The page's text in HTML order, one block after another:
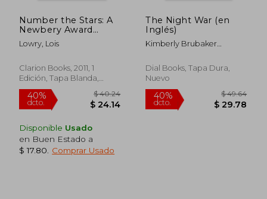
40%
dcto.
$ 46.09 40%
dcto.
Number the Stars: A
Newbery Award
Winner (en Inglés)
Lowry, Lois
Clarion Books, 2011, 1
Edición, Tapa Blanda,
Nuevo
Disponible Usado
en Buen Estado a
$ 17.80
Comprar Usado
The Night War (en
Inglés)
Kimberly Brubaker
Dial Books, Tapa Dura,
Nuevo